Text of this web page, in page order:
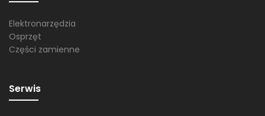
Elektronarzędzia
Osprzęt
Części zamienne
Serwis